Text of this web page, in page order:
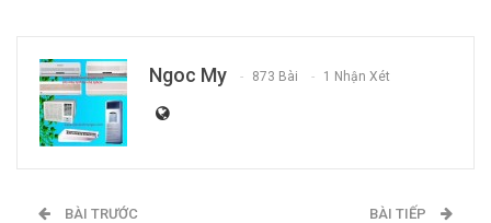
Ngoc My 873 Bài 1 Nhận Xét
BÀI TRƯỚC BÀI TIẾP